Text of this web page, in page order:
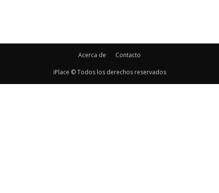
Acerca de Contacto
iPlace © Todos los derechos reservados